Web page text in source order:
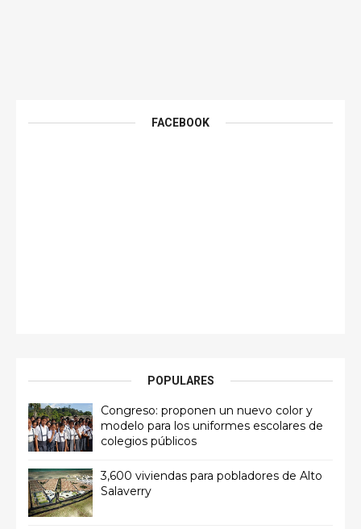
FACEBOOK
POPULARES
Congreso: proponen un nuevo color y
modelo para los uniformes escolares de
colegios públicos
3,600 viviendas para pobladores de Alto
Salaverry